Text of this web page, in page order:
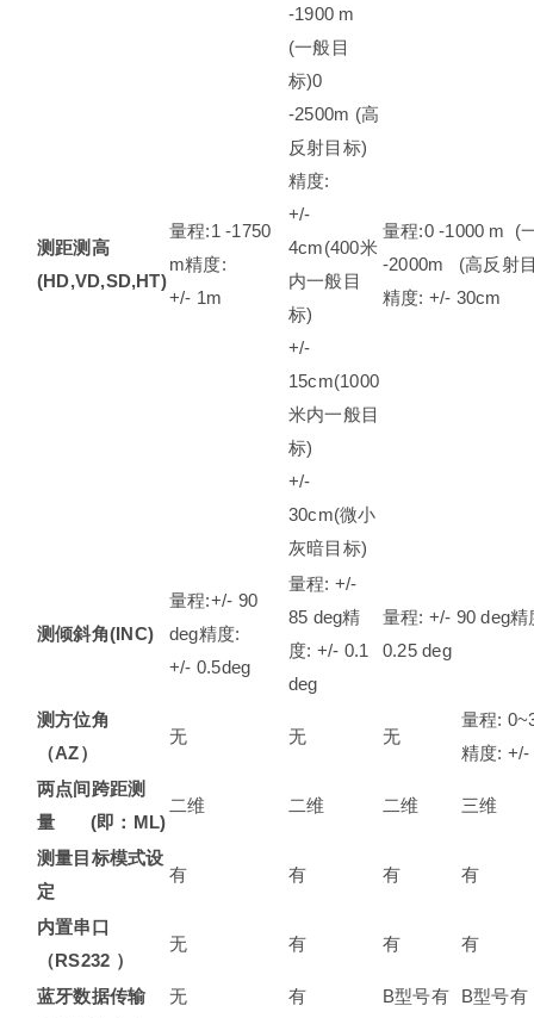
测距测高
(HD,VD,SD,HT)
量程:1 -1750
m精度:
+/- 1m
-1900 m
(一般目
标)0
-2500m (高
反射目标)
精度:
+/-
4cm(400米
内一般目
标)
+/-
15cm(1000
米内一般目
标)
+/-
30cm(微小
灰暗目标)
量程:0 -1000 m (
-2000m (高反射
精度: +/- 30cm
测倾斜角(INC)
量程:+/- 90
deg精度:
+/- 0.5deg
量程: +/-
85 deg精
度: +/- 0.1
deg
量程: +/- 90 deg精
0.25 deg
测方位角
（AZ）
无 无 无
量程:
精度: +/-
两点间跨距测
量 (即： ML)
二维 二维 二维 三维
测量目标模式设
定
有 有 有 有
内置串口
（RS232 ）
无 有 有 有
蓝牙数据传输 无 有 B型号有
B型号有